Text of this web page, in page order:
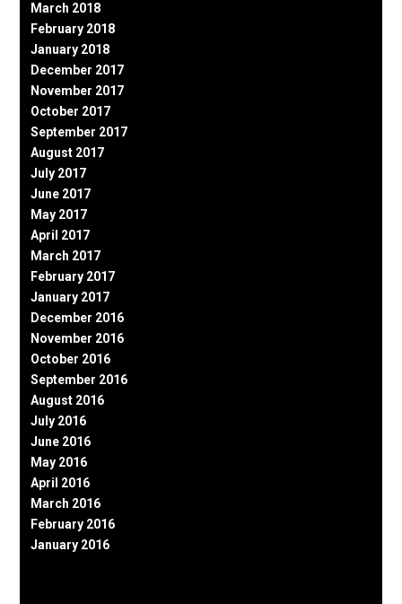
March 2018
February 2018
January 2018
December 2017
November 2017
October 2017
September 2017
August 2017
July 2017
June 2017
May 2017
April 2017
March 2017
February 2017
January 2017
December 2016
November 2016
October 2016
September 2016
August 2016
July 2016
June 2016
May 2016
April 2016
March 2016
February 2016
January 2016